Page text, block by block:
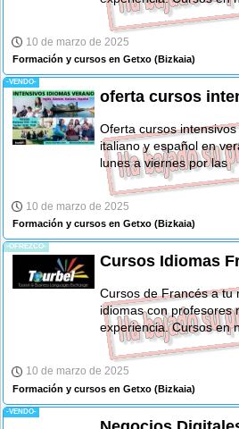
10 de marzo de 2025
Formación y cursos en Getxo (Bizkaia)
-VENDO-
oferta cursos
Oferta cursos intensivos
italiano y español en
lunes a viernes por las
10 de marzo de 2025
Formación y cursos en Getxo (Bizkaia)
-OFREZCO-
Cursos Idiomas
Cursos de Francés a tu
idiomas con profesores
experiencia. Cursos en
10 de marzo de 2025
Formación y cursos en Getxo (Bizkaia)
-VENDO-